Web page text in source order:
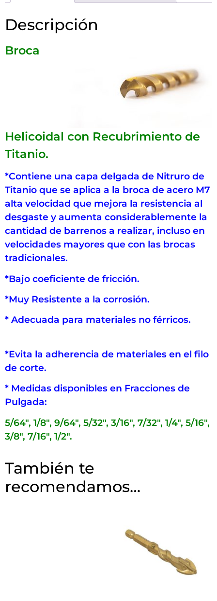
Descripción
Broca
Helicoidal con Recubrimiento de
Titanio.
*Contiene una capa delgada de Nitruro de
Titanio que se aplica a la broca de acero M7
alta velocidad que mejora la resistencia al
desgaste y aumenta considerablemente la
cantidad de barrenos a realizar, incluso en
velocidades mayores que con las brocas
tradicionales.
*Bajo coeficiente de fricción.
*Muy Resistente a la corrosión.
* Adecuada para materiales no férricos.
*Evita la adherencia de materiales en el filo
de corte.
* Medidas disponibles en Fracciones de
Pulgada:
5/64″, 1/8″, 9/64″, 5/32″, 3/16″, 7/32″, 1/4″, 5/16″,
3/8″, 7/16″, 1/2″.
También te
recomendamos…